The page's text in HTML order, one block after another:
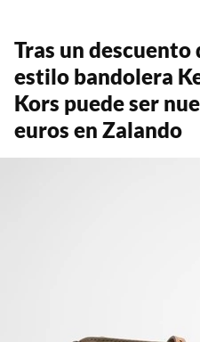
Tras un descuento
estilo bandolera
Kors puede ser
euros en Zalando